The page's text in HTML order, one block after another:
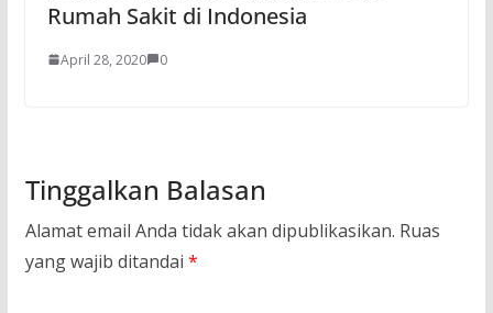
Rumah Sakit di Indonesia
April 28, 2020 0
Tinggalkan Balasan
Alamat email Anda tidak akan dipublikasikan. Ruas
yang wajib ditandai *